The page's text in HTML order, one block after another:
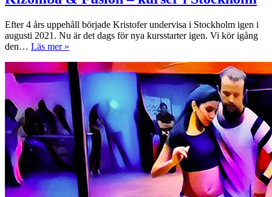
Efter 4 års uppehåll började Kristofer undervisa i Stockholm igen i
augusti 2021. Nu är det dags för nya kursstarter igen. Vi kör igång
den… Läs mer »
Fusion
–
kurser
i
Stockholm